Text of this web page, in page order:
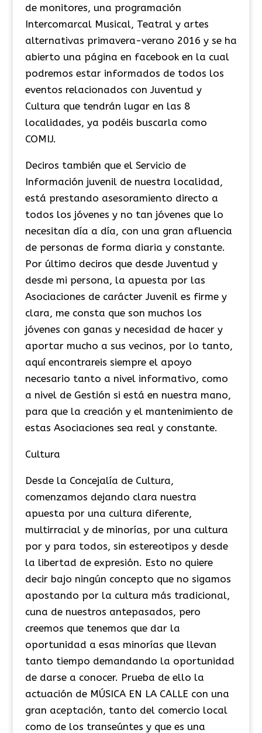
de monitores, una programación
Intercomarcal Musical, Teatral y artes
alternativas primavera-verano 2016 y se ha
abierto una página en facebook en la cual
podremos estar informados de todos los
eventos relacionados con Juventud y
Cultura que tendrán lugar en las 8
localidades, ya podéis buscarla como
COMIJ.
Deciros también que el Servicio de
Información juvenil de nuestra localidad,
está prestando asesoramiento directo a
todos los jóvenes y no tan jóvenes que lo
necesitan día a día, con una gran afluencia
de personas de forma diaria y constante.
Por último deciros que desde Juventud y
desde mi persona, la apuesta por las
Asociaciones de carácter Juvenil es firme y
clara, me consta que son muchos los
jóvenes con ganas y necesidad de hacer y
aportar mucho a sus vecinos, por lo tanto,
aquí encontrareis siempre el apoyo
necesario tanto a nivel informativo, como
a nivel de Gestión si está en nuestra mano,
para que la creación y el mantenimiento de
estas Asociaciones sea real y constante.
Cultura
Desde la Concejalía de Cultura,
comenzamos dejando clara nuestra
apuesta por una cultura diferente,
multirracial y de minorías, por una cultura
por y para todos, sin estereotipos y desde
la libertad de expresión. Esto no quiere
decir bajo ningún concepto que no sigamos
apostando por la cultura más tradicional,
cuna de nuestros antepasados, pero
creemos que tenemos que dar la
oportunidad a esas minorías que llevan
tanto tiempo demandando la oportunidad
de darse a conocer. Prueba de ello la
actuación de MÚSICA EN LA CALLE con una
gran aceptación, tanto del comercio local
como de los transeúntes y que es una